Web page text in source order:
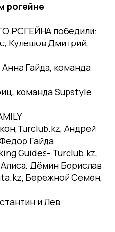
рогейне
РОГЕЙНА победили:
Кулешов Дмитрий,
Гайда, команда
команда Supstyle
Андрей
Гайда
Guides- Turclub.kz,
Дёмин Борислав
Бережной Семен,
и Лев